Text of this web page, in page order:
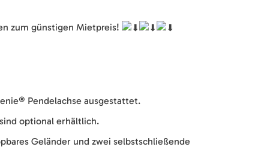
zum günstigen Mietpreis!
Pendelachse ausgestattet.
optional erhältlich.
Geländer und zwei selbstschließende